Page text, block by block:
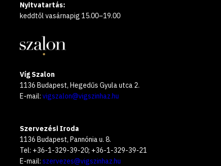
Nyitvatartás:
keddtől vasárnapig 15.00–19.00
Víg Szalon
1136 Budapest, Hegedűs Gyula utca 2.
E-mail: vigszalon@vigszinhaz.hu
Szervezési Iroda
1136 Budapest, Pannónia u. 8.
Tel: +36-1-329-39-20; +36-1-329-39-21
E-mail: szervezes@vigszinhaz.hu